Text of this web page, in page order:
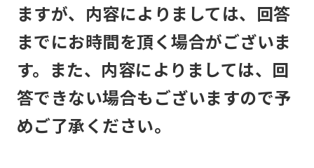
ますが、内容によりましては、回答
までにお時間を頂く場合がございま
す。また、内容によりましては、回
答できない場合もございますので予
めご了承ください。